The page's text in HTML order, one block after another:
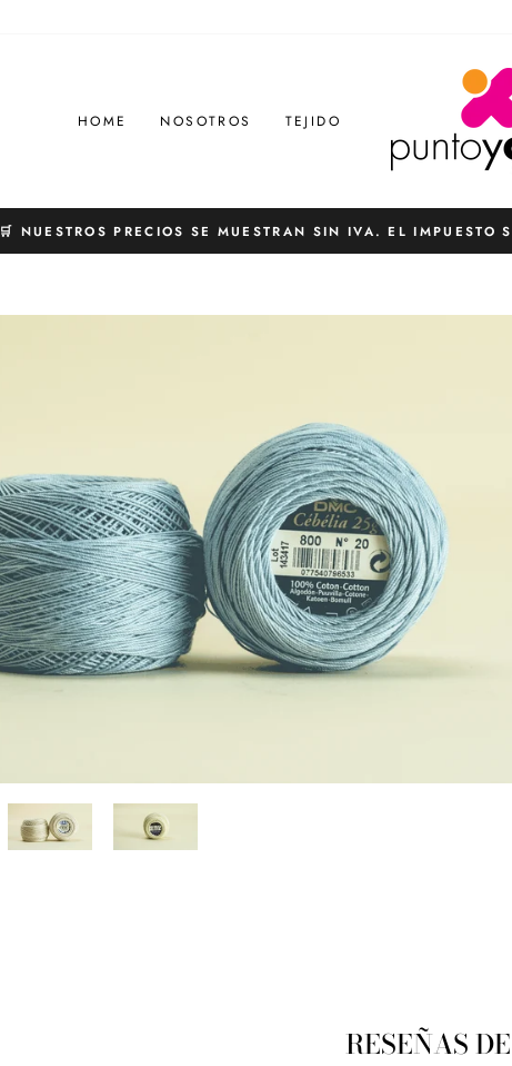
HOME NOSOTROS TEJIDO
🛒 NUESTROS PRECIOS SE MUESTRAN SIN IVA. EL IMPUESTO
RESEÑAS